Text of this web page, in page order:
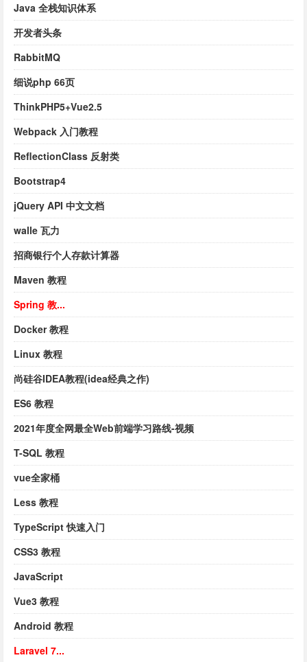
Java 全栈知识体系
开发者头条
RabbitMQ
细说php 66页
ThinkPHP5+Vue2.5
Webpack 入门教程
ReflectionClass 反射类
Bootstrap4
jQuery API 中文文档
walle 瓦力
招商银行个人存款计算器
Maven 教程
Spring 教...
Docker 教程
Linux 教程
尚硅谷IDEA教程(idea经典之作)
ES6 教程
2021年度全网最全Web前端学习路线-视频
T-SQL 教程
vue全家桶
Less 教程
TypeScript 快速入门
CSS3 教程
JavaScript
Vue3 教程
Android 教程
Laravel 7...